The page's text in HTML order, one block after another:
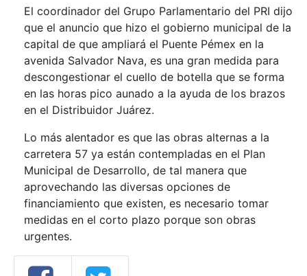
El coordinador del Grupo Parlamentario del PRI dijo
que el anuncio que hizo el gobierno municipal de la
capital de que ampliará el Puente Pémex en la
avenida Salvador Nava, es una gran medida para
descongestionar el cuello de botella que se forma
en las horas pico aunado a la ayuda de los brazos
en el Distribuidor Juárez.
Lo más alentador es que las obras alternas a la
carretera 57 ya están contempladas en el Plan
Municipal de Desarrollo, de tal manera que
aprovechando las diversas opciones de
financiamiento que existen, es necesario tomar
medidas en el corto plazo porque son obras
urgentes.